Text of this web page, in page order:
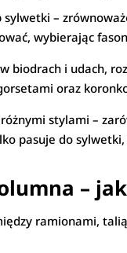
–
wybierając
biodrach i udach,
oraz
stylami –
pasuje do sylwetki,
–
ramionami,